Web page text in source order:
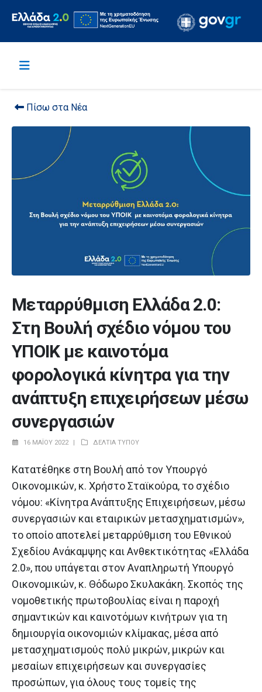
Πίσω στα Νέα
Μεταρρύθμιση Ελλάδα 2.0:
Στη Βουλή σχέδιο νόμου του
ΥΠΟΙΚ με καινοτόμα
φορολογικά κίνητρα για την
ανάπτυξη επιχειρήσεων μέσω
συνεργασιών
16 ΜΑΪ́ΟΥ 2022 ΔΕΛΤΊΑ ΤΎΠΟΥ
Κατατέθηκε στη Βουλή από τον Υπουργό
Οικονομικών, κ. Χρήστο Σταϊκούρα, το σχέδιο
νόμου: «Κίνητρα Ανάπτυξης Επιχειρήσεων, μέσω
συνεργασιών και εταιρικών μετασχηματισμών»,
το οποίο αποτελεί μεταρρύθμιση του Εθνικού
Σχεδίου Ανάκαμψης και Ανθεκτικότητας «Ελλάδα
2.0», που υπάγεται στον Αναπληρωτή Υπουργό
Οικονομικών, κ. Θόδωρο Σκυλακάκη. Σκοπός της
νομοθετικής πρωτοβουλίας είναι η παροχή
σημαντικών και καινοτόμων κινήτρων για τη
δημιουργία οικονομιών κλίμακας, μέσα από
μετασχηματισμούς πολύ μικρών, μικρών και
μεσαίων επιχειρήσεων και συνεργασίες
προσώπων, για όλους τους τομείς της